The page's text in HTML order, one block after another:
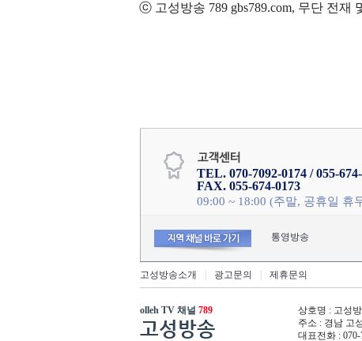
ⓒ 고성방송 789 gbs789.com, 무단 전재
TEL. 070-7092-0174 / 055-
FAX. 055-674-0173
09:00 ~ 18:00 (주말, 공휴일 휴
통영방송
고성방송소개 광고문의 제휴문의
olleh TV 채널 789
고성방송
상호명 : 고성
주소 : 경남 고
대표전화 :